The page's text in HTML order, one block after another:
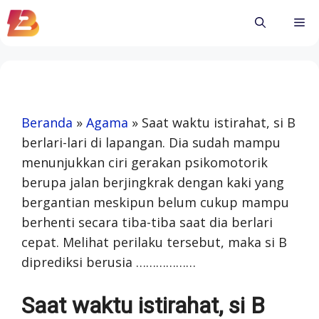
Skip
to
Beranda » Agama » Saat waktu istirahat, si B
berlari-lari di lapangan. Dia sudah mampu
menunjukkan ciri gerakan psikomotorik
berupa jalan berjingkrak dengan kaki yang
bergantian meskipun belum cukup mampu
berhenti secara tiba-tiba saat dia berlari
cepat. Melihat perilaku tersebut, maka si B
diprediksi berusia ………………
Saat waktu istirahat, si B